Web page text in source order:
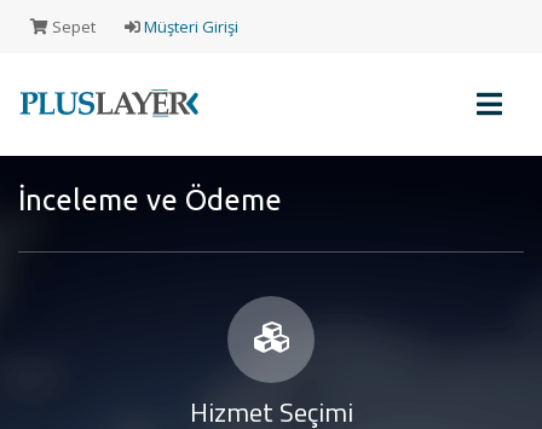
Sepet Müşteri Girişi
Müşteri
İnceleme ve Ödeme
Hizmet Seçimi